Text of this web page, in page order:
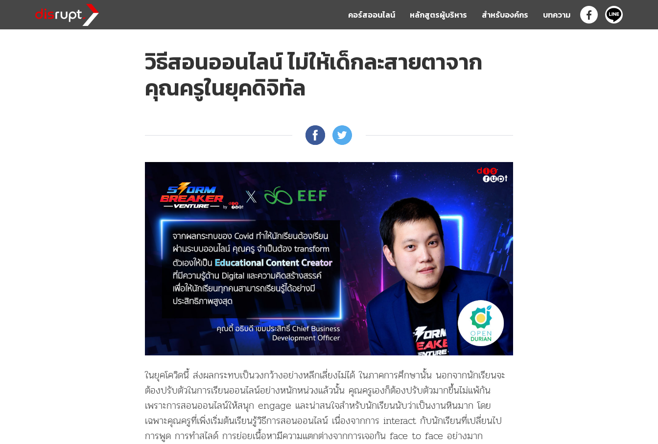
วิธีสอนออนไลน์ ไม่ให้เด็กละสายตาจาก
คุณครูในยุคดิจิทัล
ในยุคโควิดนี้ ส่งผลกระทบเป็นวงกว้างอย่างหลีกเลี่ยงไม่ได้ ในภาคการศึกษานั้น นอกจากนักเรียนจะ
ต้องปรับตัวในการเรียนออนไลน์อย่างหนักหน่วงแล้วนั้น คุณครูเองก็ต้องปรับตัวมากขึ้นไม่แพ้กัน
เพราะการสอนออนไลน์ให้สนุก engage และน่าสนใจสำหรับนักเรียนนับว่าเป็นงานหินมาก โดย
เฉพาะคุณครูที่เพิ่งเริ่มต้นเรียนรู้วิธีการสอนออนไลน์ เนื่องจากการ interact กับนักเรียนที่เปลี่ยนไป
การพูด การทำสไลด์ การย่อยเนื้อหามีความแตกต่างจากการเจอกัน face to face อย่างมาก
คอร์สออนไลน์ หลักสูตรผู้บริหาร สำหรับองค์กร บทความ 